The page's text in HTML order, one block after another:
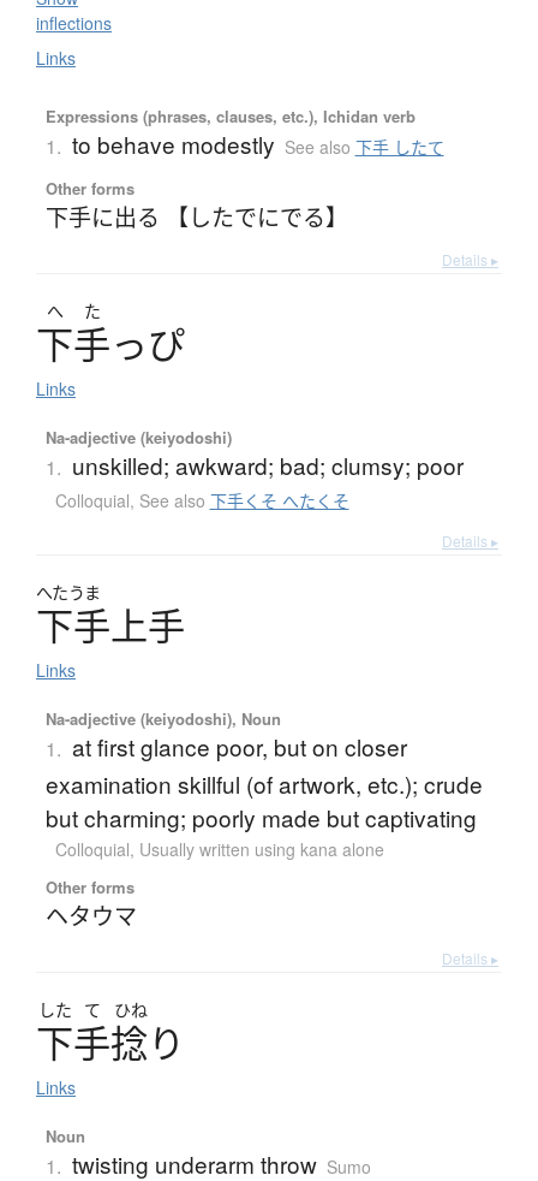
inflections
Links
Expressions (phrases, clauses, etc.), Ichidan verb
1. to behave modestly See also 下手 したて
Other forms
下手に出る 【したでにでる】
Details ▸
へ た
下手っぴ
Links
Na-adjective (keiyodoshi)
1. unskilled; awkward; bad; clumsy; poor
Colloquial, See also 下手くそ へたくそ
Details ▸
へたうま
下手上手
Links
Na-adjective (keiyodoshi), Noun
1. at first glance poor, but on closer
examination skillful (of artwork, etc.); crude
but charming; poorly made but captivating
Colloquial, Usually written using kana alone
Other forms
ヘタウマ
Details ▸
した て ひね
下手捻り
Links
Noun
1. twisting underarm throw Sumo